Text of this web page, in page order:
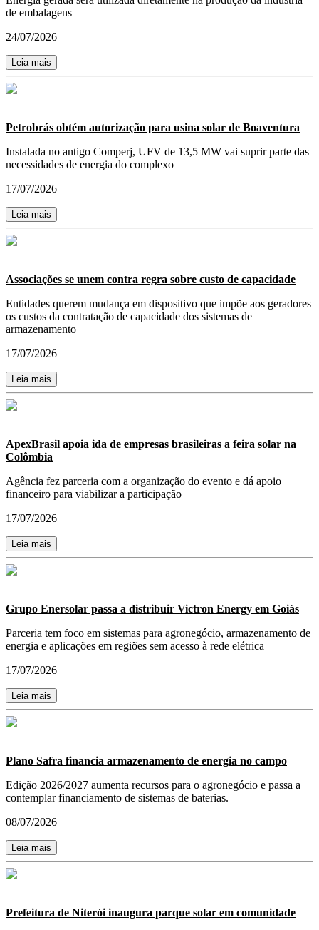
de embalagens
24/07/2026
Leia mais
Petrobrás obtém autorização para usina solar de Boaventura
Instalada no antigo Comperj, UFV de 13,5 MW vai suprir parte das
necessidades de energia do complexo
17/07/2026
Leia mais
Associações se unem contra regra sobre custo de capacidade
Entidades querem mudança em dispositivo que impõe aos geradores
os custos da contratação de capacidade dos sistemas de
armazenamento
17/07/2026
Leia mais
ApexBrasil apoia ida de empresas brasileiras a feira solar na
Colômbia
Agência fez parceria com a organização do evento e dá apoio
financeiro para viabilizar a participação
17/07/2026
Leia mais
Grupo Enersolar passa a distribuir Victron Energy em Goiás
Parceria tem foco em sistemas para agronegócio, armazenamento de
energia e aplicações em regiões sem acesso à rede elétrica
17/07/2026
Leia mais
Plano Safra financia armazenamento de energia no campo
Edição 2026/2027 aumenta recursos para o agronegócio e passa a
contemplar financiamento de sistemas de baterias.
08/07/2026
Leia mais
Prefeitura de Niterói inaugura parque solar em comunidade